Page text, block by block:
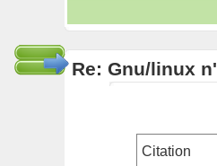
Re: Gnu/linux
Citation